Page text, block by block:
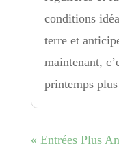
conditions
terre et
maintenant,
printemps
« Entrées Plus